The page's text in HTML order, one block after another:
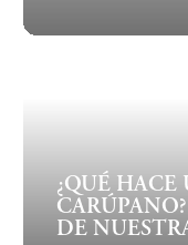
¿QUÉ
DE